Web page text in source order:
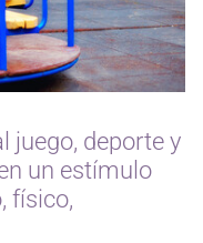
juego, deporte y
un estímulo
físico,